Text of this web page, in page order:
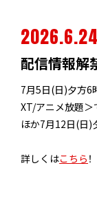
MUSIC
2026.6.24
配信情報解
7月5日(日)夕方6
XT/アニメ放題＞
ほか7月12日(日)
詳しくはこちら ！